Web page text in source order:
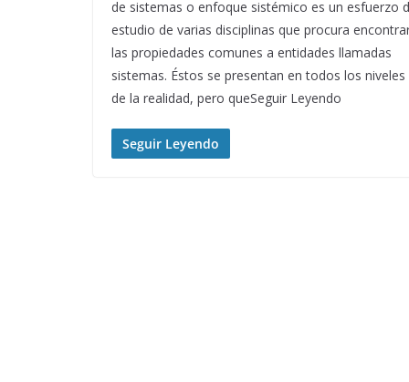
de sistemas o enfoque sistémico es un esfuerzo
estudio de varias disciplinas que procura
las propiedades comunes a entidades llamadas
sistemas. Éstos se presentan en todos los niveles
de la realidad, pero queSeguir Leyendo
Seguir Leyendo